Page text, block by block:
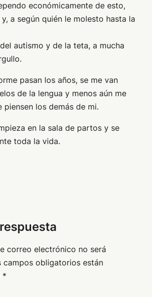
económicamente de esto,
a según quién le molesto hasta la
autismo y de la teta, a mucha
pasan los años, se me van
de la lengua y menos aún me
los demás de mi.
en la sala de partos y se
toda la vida.
correo electrónico no será
campos obligatorios están
*